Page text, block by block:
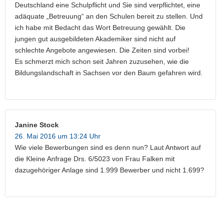
Deutschland eine Schulpflicht und Sie sind verpflichtet, eine
adäquate „Betreuung“ an den Schulen bereit zu stellen. Und
ich habe mit Bedacht das Wort Betreuung gewählt. Die
jungen gut ausgebildeten Akademiker sind nicht auf
schlechte Angebote angewiesen. Die Zeiten sind vorbei!
Es schmerzt mich schon seit Jahren zuzusehen, wie die
Bildungslandschaft in Sachsen vor den Baum gefahren wird.
Janine Stock
26. Mai 2016 um 13:24 Uhr
Wie viele Bewerbungen sind es denn nun? Laut Antwort auf
die Kleine Anfrage Drs. 6/5023 von Frau Falken mit
dazugehöriger Anlage sind 1.999 Bewerber und nicht 1.699?